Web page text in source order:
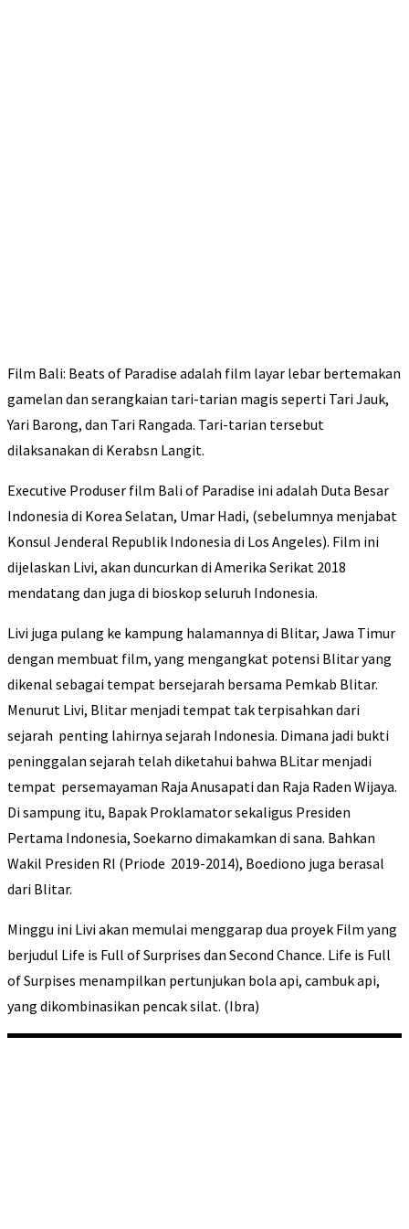
Film Bali: Beats of Paradise adalah film layar lebar bertemakan
gamelan dan serangkaian tari-tarian magis seperti Tari Jauk,
Yari Barong, dan Tari Rangada. Tari-tarian tersebut
dilaksanakan di Kerabsn Langit.
Executive Produser film Bali of Paradise ini adalah Duta Besar
Indonesia di Korea Selatan, Umar Hadi, (sebelumnya menjabat
Konsul Jenderal Republik Indonesia di Los Angeles). Film ini
dijelaskan Livi, akan duncurkan di Amerika Serikat 2018
mendatang dan juga di bioskop seluruh Indonesia.
Livi juga pulang ke kampung halamannya di Blitar, Jawa Timur
dengan membuat film, yang mengangkat potensi Blitar yang
dikenal sebagai tempat bersejarah bersama Pemkab Blitar.
Menurut Livi, Blitar menjadi tempat tak terpisahkan dari
sejarah penting lahirnya sejarah Indonesia. Dimana jadi bukti
peninggalan sejarah telah diketahui bahwa BLitar menjadi
tempat persemayaman Raja Anusapati dan Raja Raden Wijaya.
Di sampung itu, Bapak Proklamator sekaligus Presiden
Pertama Indonesia, Soekarno dimakamkan di sana. Bahkan
Wakil Presiden RI (Priode 2019-2014), Boediono juga berasal
dari Blitar.
Minggu ini Livi akan memulai menggarap dua proyek Film yang
berjudul Life is Full of Surprises dan Second Chance. Life is Full
of Surpises menampilkan pertunjukan bola api, cambuk api,
yang dikombinasikan pencak silat. (Ibra)